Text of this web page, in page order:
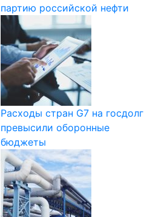
партию российской нефти
Расходы стран G7 на госдолг
превысили оборонные
бюджеты